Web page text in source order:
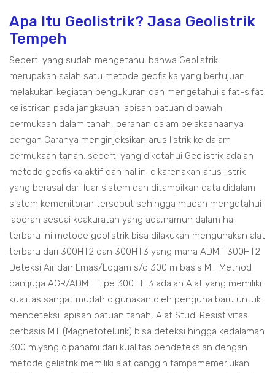
Apa Itu Geolistrik? Jasa Geolistrik
Tempeh
Seperti yang sudah mengetahui bahwa Geolistrik
merupakan salah satu metode geofisika yang bertujuan
melakukan kegiatan pengukuran dan mengetahui sifat-sifat
kelistrikan pada jangkauan lapisan batuan dibawah
permukaan dalam tanah, peranan dalam pelaksanaanya
dengan Caranya menginjeksikan arus listrik ke dalam
permukaan tanah. seperti yang diketahui Geolistrik adalah
metode geofisika aktif dan hal ini dikarenakan arus listrik
yang berasal dari luar sistem dan ditampilkan data didalam
sistem kemonitoran tersebut sehingga mudah mengetahui
laporan sesuai keakuratan yang ada,namun dalam hal
terbaru ini metode geolistrik bisa dilakukan mengunakan alat
terbaru dari 300HT2 dan 300HT3 yang mana ADMT 300HT2
Deteksi Air dan Emas/Logam s/d 300 m basis MT Method
dan juga AGR/ADMT Tipe 300 HT3 adalah Alat yang memiliki
kualitas sangat mudah digunakan oleh penguna baru untuk
mendeteksi lapisan batuan tanah, Alat Studi Resistivitas
berbasis MT (Magnetotelurik) bisa deteksi hingga kedalaman
300 m,yang dipahami dari kualitas pendeteksian dengan
metode gelistrik memiliki alat canggih tampamemerlukan